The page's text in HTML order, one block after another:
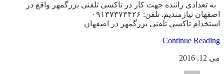
به تعدادی راننده جهت کار در تاکسی تلفنی بزرگمهر واقع در
اصفهان نیازمندیم. تلفن: ۰۹۱۳۷۳۷۳۴۲۶
استخدام تاکسی تلفنی بزرگمهر در اصفهان
Continue Reading
می 12, 2016